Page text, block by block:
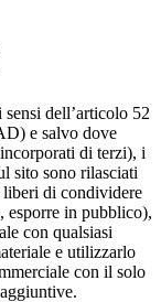
dell’articolo 52
e salvo dove
di terzi), i
sito sono rilasciati
di condividere
esporre in pubblico),
con qualsiasi
e utilizzarlo
con il solo